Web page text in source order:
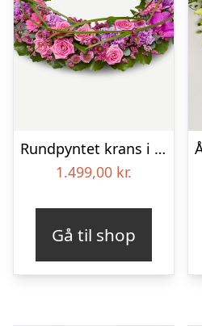
Rundpyntet krans i klassisk stil – pink
1.499,00 kr.
Gå til shop